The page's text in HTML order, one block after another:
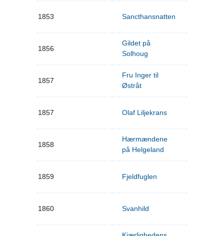
1853 Sancthansnatten
1856
Gildet på
Solhoug
1857
Fru Inger til
Østråt
1857 Olaf Liljekrans
1858
Hærmændene
på Helgeland
1859 Fjeldfuglen
1860 Svanhild